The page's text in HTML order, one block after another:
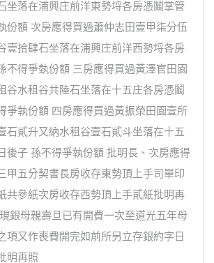
坐落在浦興庄前洋東勢埒各房憑鬮掌管
份額 次房應得買過蕭仲志田壹甲柒分伍
壹拾肆石坐落在浦興庄前洋西勢埒各房
不得爭埶份額 三房應得買過黃澤官田園
谷水租谷共陸石坐落在十五庄各房憑鬮
爭執份額 四房應得買過黃振榮田園壹所
石貳升又納水租谷壹石貳斗坐落在十五
後子 孫不得爭執份額 批明長、次房應得
甲五分契書長房收存東勢頂上手司單印
共參紙次房收存西勢頂上手貳紙批明再
銀母親壽旦已有開費一次至道光五年母
項又作喪費開完如前所另立存銀約字日
明再照